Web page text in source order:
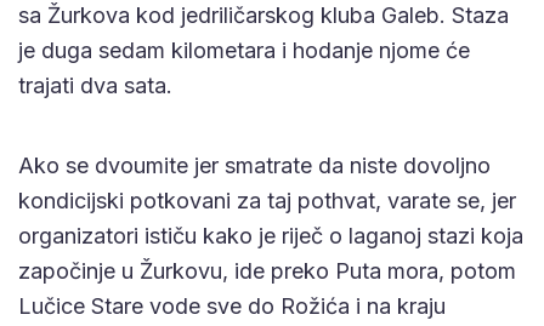
sa Žurkova kod jedriličarskog kluba Galeb. Staza
je duga sedam kilometara i hodanje njome će
trajati dva sata.
Ako se dvoumite jer smatrate da niste dovoljno
kondicijski potkovani za taj pothvat, varate se, jer
organizatori ističu kako je riječ o laganoj stazi koja
započinje u Žurkovu, ide preko Puta mora, potom
Lučice Stare vode sve do Rožića i na kraju